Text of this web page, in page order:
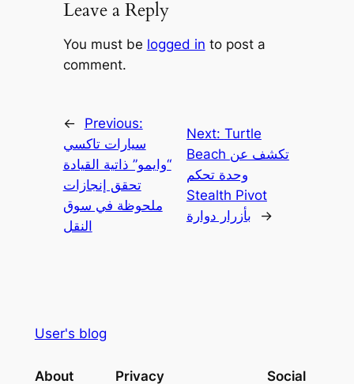
Leave a Reply
You must be logged in to post a
comment.
←
Previous:
سيارات تاكسي
“وايمو” ذاتية القيادة
تحقق إنجازات
ملحوظة في سوق
النقل
Next: Turtle
Beach تكشف عن
وحدة تحكم
Stealth Pivot
بأزرار دوارة
→
User's blog
About Privacy Social